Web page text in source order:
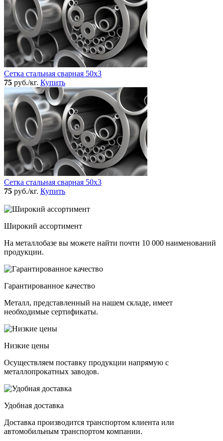
Сетка стальная сварная 50x3
75 руб./кг. Купить
Сетка стальная сварная 50x3
75 руб./кг. Купить
Широкий ассортимент
На металлобазе вы можете найти почти 10 000 наименований
продукции.
Гарантированное качество
Металл, представленный на нашем складе, имеет
необходимые сертификаты.
Низкие цены
Осуществляем поставку продукции напрямую с
металлопрокатных заводов.
Удобная доставка
Доставка производится транспортом клиента или
автомобильным транспортом компании.